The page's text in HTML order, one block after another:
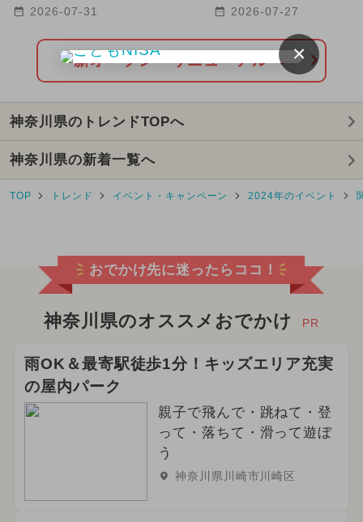
2024年7月のイベント
2024年4月のイベント
2026年3月のイベント
2024年5月のイベント
2026年6月のイベント
2025年8月のイベント
2026年5月のイベント
2024年11月のイベント
2024年3月のイベント
2024年9月のイベント グルメフェス
2025年2月のイベント
ド」が横浜市金沢区にオープ
2026-07-31
ラゾーナ川崎プラザに
2026-07-27
新オープン・リニューアルへ
神奈川県のトレンドTOPへ
神奈川県の新着一覧へ
TOP トレンド イベント・キャンペーン 2024年のイベント
おでかけ先に迷ったらココ！
神奈川県のオススメおでかけ PR
雨OK＆最寄駅徒歩1分！キッズエリア充実
の屋内パーク
親子で飛んで・跳ねて・登
って・落ちて・滑って遊ぼ
う
神奈川県川崎市川崎区
×